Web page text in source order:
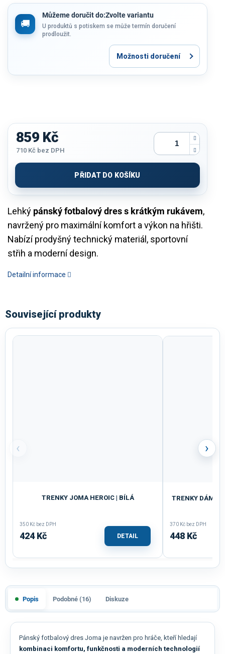
Můžeme doručit do:Zvolte variantu
U produktů s potiskem se může termín doručení
prodloužit.
Možnosti doručení
Lehký pánský fotbalový dres s krátkým rukávem,
navržený pro maximální komfort a výkon na hřišti.
Nabízí prodyšný technický materiál, sportovní
střih a moderní design.
Detailní informace
859 Kč
710 Kč bez DPH
cena:
PŘIDAT DO KOŠÍKU
Související produkty
‹
TRENKY JOMA HEROIC | BÍLÁ
350 Kč bez DPH
424 Kč DETAIL
TRENKY
370 Kč bez DPH
448 Kč
›
Popis Podobné (16) Diskuze
Pánský fotbalový dres Joma je navržen pro hráče, kteří hledají
kombinaci komfortu, funkčnosti a moderních technologií